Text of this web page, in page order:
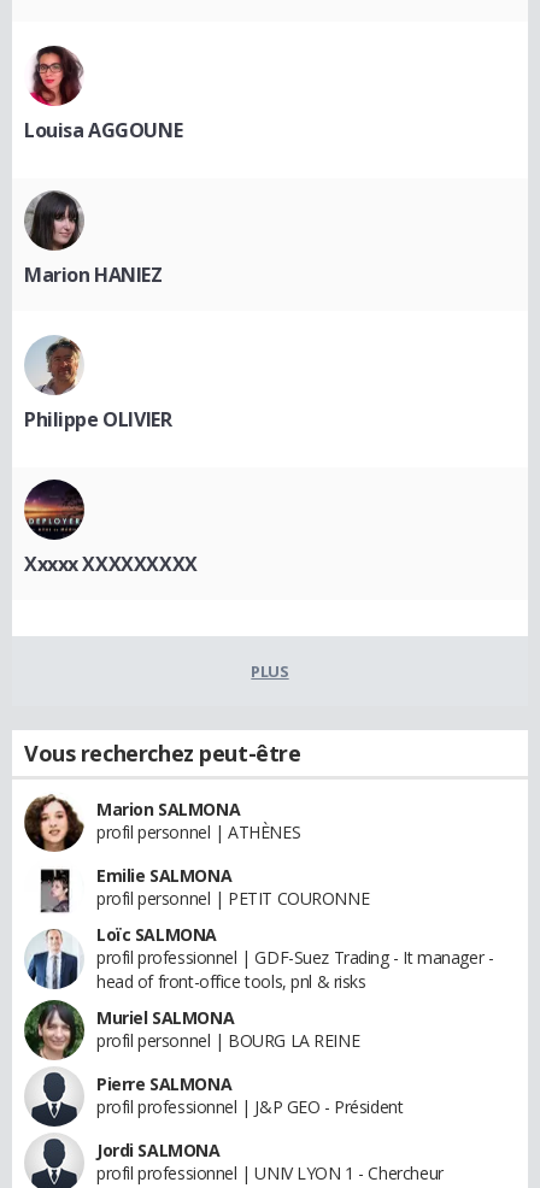
Louisa AGGOUNE
Marion HANIEZ
Philippe OLIVIER
Xxxxx XXXXXXXXX
PLUS
Vous recherchez peut-être
Marion SALMONA
profil personnel | ATHÈNES
Emilie SALMONA
profil personnel | PETIT COURONNE
Loïc SALMONA
profil professionnel | GDF-Suez Trading - It manager -
head of front-office tools, pnl & risks
Muriel SALMONA
profil personnel | BOURG LA REINE
Pierre SALMONA
profil professionnel | J&P GEO - Président
Jordi SALMONA
profil professionnel | UNIV LYON 1 - Chercheur